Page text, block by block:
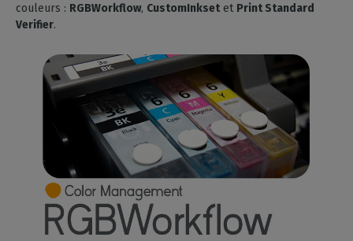
couleurs : RGBWorkflow, CustomInksetet Print Standard
Verifier.